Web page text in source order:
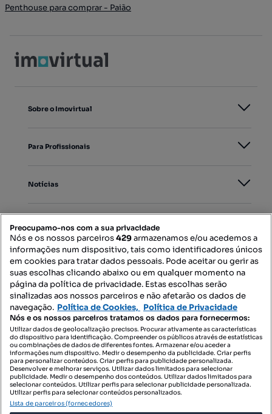
Penthouse para comprar - Paião
Sobre o Imovirtual
Para Profissionais
Notícias
Mapa do Site
Contacte-nos
SIGA-NOS:
DESCARREGAR NA:
Preocupamo-nos com a sua privacidade
Nós e os nossos parceiros429armazenamos e/ou acedemos a
informações num dispositivo, tais como identificadores únicos
em cookies para tratar dados pessoais. Pode aceitar ou gerir as
suas escolhas clicando abaixo ou em qualquer momento na
página da política de privacidade. Estas escolhas serão
sinalizadas aos nossos parceiros e não afetarão os dados de
navegação. Política de Cookies, Política de Privacidade
Nós e os nossos parceiros tratamos os dados para fornecermos:
Utilizar dados de geolocalização precisos. Procurar ativamente as características
do dispositivo para identificação. Compreender os públicos através de estatísticas
ou combinações de dados de diferentes fontes. Armazenar e/ou aceder a
informações num dispositivo. Medir o desempenho da publicidade. Criar perfis
para personalizar conteúdos. Criar perfis para publicidade personalizada.
Desenvolver e melhorar serviços. Utilizar dados limitados para selecionar
publicidade. Medir o desempenho dos conteúdos. Utilizar dados limitados para
selecionar conteúdos. Utilizar perfis para selecionar publicidade personalizada.
Utilizar perfis para selecionar conteúdos personalizados.
Lista de parceiros (fornecedores)